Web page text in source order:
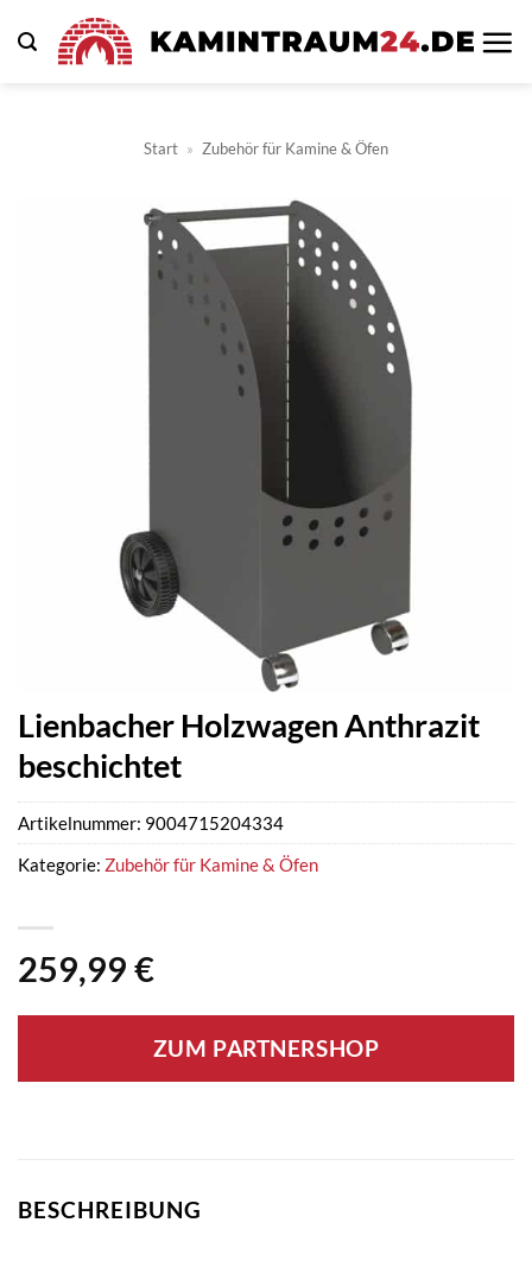
Inhalt
Start » Zubehör für Kamine & Öfen
Lienbacher Holzwagen Anthrazit
beschichtet
259,99 €
ZUM PARTNERSHOP
Artikelnummer: 9004715204334
Kategorie: Zubehör für Kamine & Öfen
BESCHREIBUNG